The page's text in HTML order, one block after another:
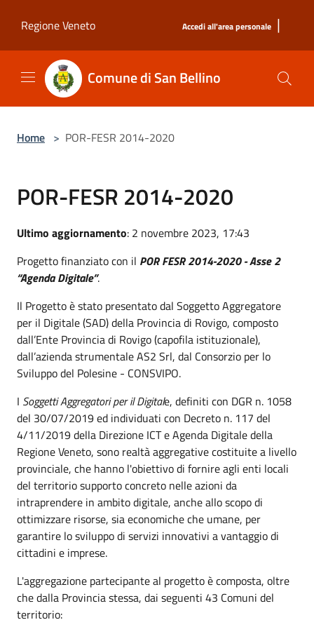
Regione Veneto
Accedi all'area personale |
Comune di San Bellino
Home > POR-FESR 2014-2020
POR-FESR 2014-2020
Ultimo aggiornamento: 2 novembre 2023, 17:43
Progetto finanziato con il POR FESR 2014-2020 - Asse 2
“Agenda Digitale”.
Il Progetto è stato presentato dal Soggetto Aggregatore
per il Digitale (SAD) della Provincia di Rovigo, composto
dall’Ente Provincia di Rovigo (capofila istituzionale),
dall’azienda strumentale AS2 Srl, dal Consorzio per lo
Sviluppo del Polesine - CONSVIPO.
I Soggetti Aggregatori per il Digitale, definiti con DGR n. 1058
del 30/07/2019 ed individuati con Decreto n. 117 del
4/11/2019 della Direzione ICT e Agenda Digitale della
Regione Veneto, sono realtà aggregative costituite a livello
provinciale, che hanno l'obiettivo di fornire agli enti locali
del territorio supporto concreto nelle azioni da
intraprendere in ambito digitale, anche allo scopo di
ottimizzare risorse, sia economiche che umane, per
garantire lo sviluppo di servizi innovativi a vantaggio di
cittadini e imprese.
L'aggregazione partecipante al progetto è composta, oltre
che dalla Provincia stessa, dai seguenti 43 Comuni del
territorio: